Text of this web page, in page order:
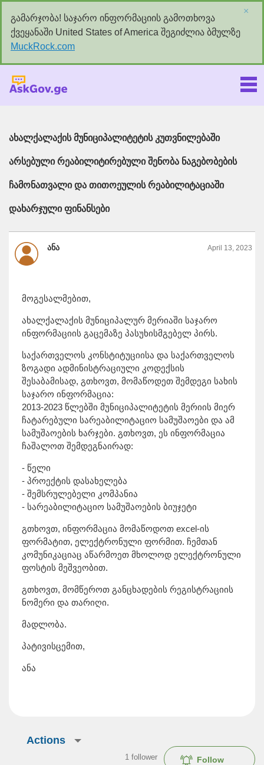
გამარჯობა! საჯარო ინფორმაციის გამოთხოვა
ქვეყანაში United States of America შეგიძლია ბმულზე
MuckRock.com
×
ახალქალაქის მუნიციპალიტეტის კუთვნილებაში
არსებული რეაბილიტირებული შენობა ნაგებობების
ჩამონათვალი და თითოეულის რეაბილიტაციაში
დახარჯული ფინანსები
ანა April 13, 2023
მოგესალმებით,
ახალქალაქის მუნიციპალურ მერიაში საჯარო
ინფორმაციის გაცემაზე პასუხისმგებელ პირს.
საქართველოს კონსტიტუციისა და საქართველოს
ზოგადი ადმინისტრაციული კოდექსის
შესაბამისად, გთხოვთ, მომაწოდეთ შემდეგი სახის
საჯარო ინფორმაცია:
2013-2023 წლებში მუნიციპალიტეტის მერიის მიერ
ჩატარებული სარეაბილიტაციო სამუშაოები და ამ
სამუშაოების ხარჯები. გთხოვთ, ეს ინფორმაცია
ჩაშალოთ შემდეგნაირად:
- წელი
- პროექტის დასახელება
- შემსრულებელი კომპანია
- სარეაბილიტაციო სამუშაოების ბიუჯეტი
გთხოვთ, ინფორმაცია მომაწოდოთ excel-ის
ფორმატით, ელექტრონული ფორმით. ჩემთან
კომუნიკაციაც აწარმოეთ მხოლოდ ელექტრონული
ფოსტის მეშვეობით.
გთხოვთ, მომწეროთ განცხადების რეგისტრაციის
ნომერი და თარიღი.
მადლობა.
პატივისცემით,
ანა
Actions
Follow
1 follower